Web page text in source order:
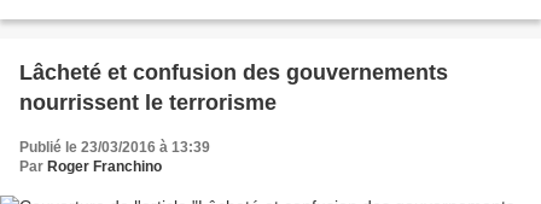
Lâcheté et confusion des gouvernements
nourrissent le terrorisme
Publié le 23/03/2016 à 13:39
Par Roger Franchino